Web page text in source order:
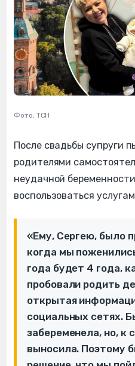
Фото: ТСН
После свадьбы супруги
родителями
неудачной
воспользоваться
«Ему, Сергею, было
когда мы
года будет 4 года,
пробовали родить
открытая
социальных сетях.
забеременела, но, к
выносила. Поэтому